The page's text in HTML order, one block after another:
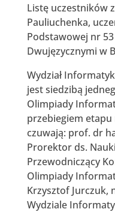
Listę uczestników
Pauliuchenka,
Podstawowej nr 53
Dwujęzycznymi w
Wydział
jest siedzibą
Olimpiady
przebiegiem
czuwają: prof. dr
Prorektor ds.
Przewodniczący
Olimpiady
Krzysztof Jurczuk,
Wydziale